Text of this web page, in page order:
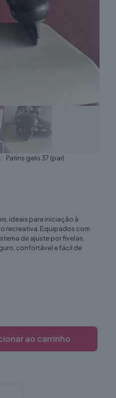
Patins gelo 37 (par)
ideais para iniciação à
recreativa. Equipados com
de ajuste por fivelas,
confortável e fácil de
ao carrinho